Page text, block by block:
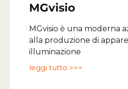
MGvisio
MGvisio è una moderna
alla produzione di
illuminazione
leggi tutto >>>